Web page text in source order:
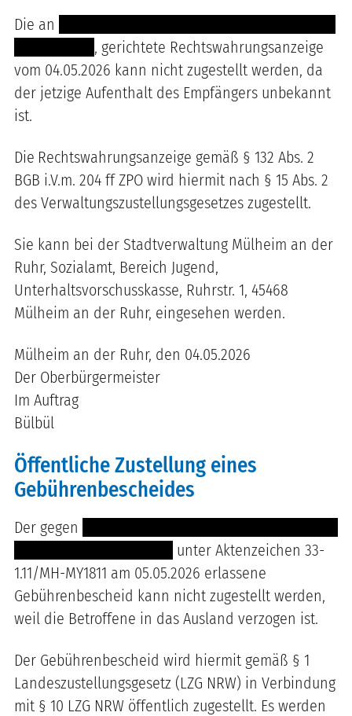
Die an
, gerichtete Rechtswahrungsanzeige
vom 04.05.2026 kann nicht zugestellt werden, da
der jetzige Aufenthalt des Empfängers unbekannt
ist.
Die Rechtswahrungsanzeige gemäß § 132 Abs. 2
BGB i.V.m. 204 ff ZPO wird hiermit nach § 15 Abs. 2
des Verwaltungszustellungsgesetzes zugestellt.
Sie kann bei der Stadtverwaltung Mülheim an der
Ruhr, Sozialamt, Bereich Jugend,
Unterhaltsvorschusskasse, Ruhrstr. 1, 45468
Mülheim an der Ruhr, eingesehen werden.
Mülheim an der Ruhr, den 04.05.2026
Der Oberbürgermeister
Im Auftrag
Bülbül
Öffentliche Zustellung eines
Gebührenbescheides
Der gegen
unter Aktenzeichen 33-
1.11/MH-MY1811 am 05.05.2026 erlassene
Gebührenbescheid kann nicht zugestellt werden,
weil die Betroffene in das Ausland verzogen ist.
Der Gebührenbescheid wird hiermit gemäß § 1
Landeszustellungsgesetz (LZG NRW) in Verbindung
mit § 10 LZG NRW öffentlich zugestellt. Es werden